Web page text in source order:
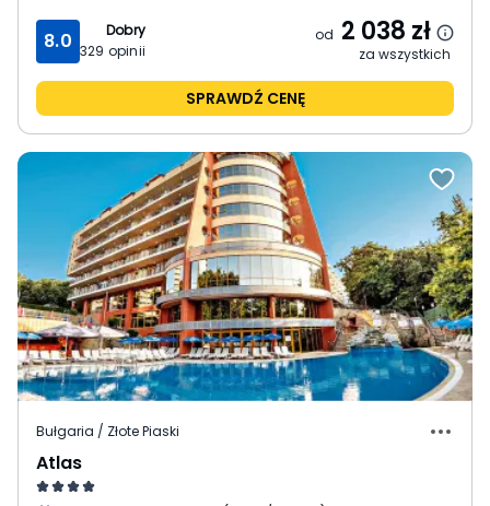
8.0
Dobry
329 opinii
od 2 038 zł
za wszystkich
SPRAWDŹ CENĘ
Bułgaria / Złote Piaski
Atlas